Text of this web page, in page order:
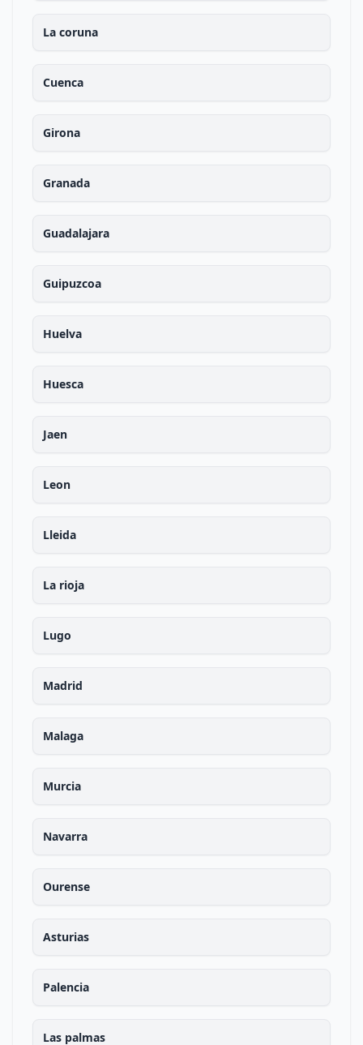
La coruna
Cuenca
Girona
Granada
Guadalajara
Guipuzcoa
Huelva
Huesca
Jaen
Leon
Lleida
La rioja
Lugo
Madrid
Malaga
Murcia
Navarra
Ourense
Asturias
Palencia
Las palmas